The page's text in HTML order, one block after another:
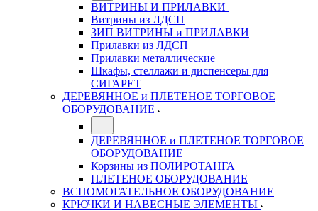
ВИТРИНЫ И ПРИЛАВКИ
Витрины из ЛДСП
ЗИП ВИТРИНЫ и ПРИЛАВКИ
Прилавки из ЛДСП
Прилавки металлические
Шкафы, стеллажи и диспенсеры для
СИГАРЕТ
ДЕРЕВЯННОЕ и ПЛЕТЕНОЕ ТОРГОВОЕ
ОБОРУДОВАНИЕ
ДЕРЕВЯННОЕ и ПЛЕТЕНОЕ ТОРГОВОЕ
ОБОРУДОВАНИЕ
Корзины из ПОЛИРОТАНГА
ПЛЕТЕНОЕ ОБОРУДОВАНИЕ
ВСПОМОГАТЕЛЬНОЕ ОБОРУДОВАНИЕ
КРЮЧКИ И НАВЕСНЫЕ ЭЛЕМЕНТЫ